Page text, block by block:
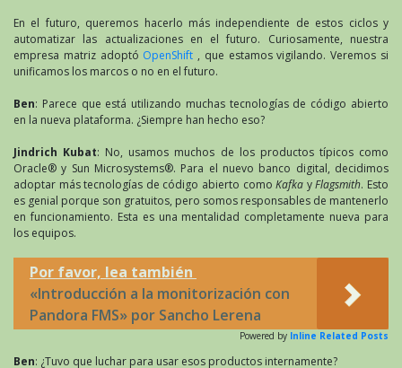
En el futuro, queremos hacerlo más independiente de estos ciclos y
automatizar las actualizaciones en el futuro. Curiosamente, nuestra
empresa matriz adoptó OpenShift , que estamos vigilando. Veremos si
unificamos los marcos o no en el futuro.
Ben: Parece que está utilizando muchas tecnologías de código abierto
en la nueva plataforma. ¿Siempre han hecho eso?
Jindrich Kubat: No, usamos muchos de los productos típicos como
Oracle® y Sun Microsystems®. Para el nuevo banco digital, decidimos
adoptar más tecnologías de código abierto comoKafka yFlagsmith. Esto
es genial porque son gratuitos, pero somos responsables de mantenerlo
en funcionamiento. Esta es una mentalidad completamente nueva para
los equipos.
Por favor, lea también
«Introducción a la monitorización con
Pandora FMS» por Sancho Lerena
Powered by Inline Related Posts
Ben: ¿Tuvo que luchar para usar esos productos internamente?